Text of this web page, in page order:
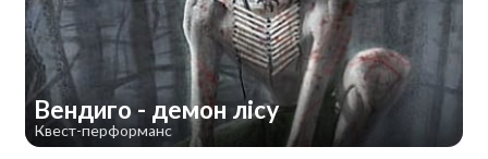
Вендиго - демон лісу
Квест-перформанс